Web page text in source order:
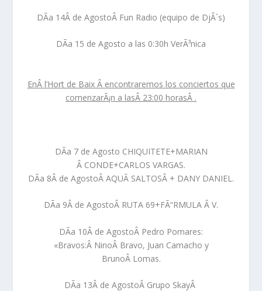
DÃ­a 14Â de AgostoÂ Fun Radio (equipo de DjÂ´s)
DÃ­a 15 de Agosto a las 0:30h VerÃ³nica
EnÂ l’Hort de Baix Â encontraremos los conciertos que
comenzarÃ¡n a lasÂ 23:00 horasÂ .
DÃ­a 7 de Agosto CHIQUITETE+MARIAN
Â CONDE+CARLOS VARGAS.
DÃ­a 8Â de AgostoÂ AQUÃ SALTOSÂ + DANY DANIEL.
DÃ­a 9Â de AgostoÂ RUTA 69+FÃ“RMULA Â V.
DÃ­a 10Â de AgostoÂ Pedro Pomares:
«Bravos:Â NinoÂ Bravo, Juan Camacho y
BrunoÂ Lomas.
DÃ­a 13Â de AgostoÂ Grupo SkayÂ